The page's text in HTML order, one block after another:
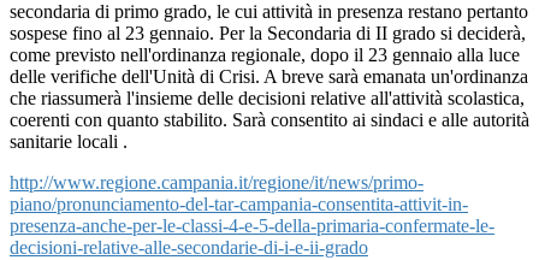
secondaria di primo grado, le cui attività in presenza restano pertanto
sospese fino al 23 gennaio. Per la Secondaria di II grado si deciderà,
come previsto nell'ordinanza regionale, dopo il 23 gennaio alla luce
delle verifiche dell'Unità di Crisi. A breve sarà emanata un'ordinanza
che riassumerà l'insieme delle decisioni relative all'attività scolastica,
coerenti con quanto stabilito. Sarà consentito ai sindaci e alle autorità
sanitarie locali .
http://www.regione.campania.it/regione/it/news/primo-
piano/pronunciamento-del-tar-campania-consentita-attivit-in-
presenza-anche-per-le-classi-4-e-5-della-primaria-confermate-le-
decisioni-relative-alle-secondarie-di-i-e-ii-grado